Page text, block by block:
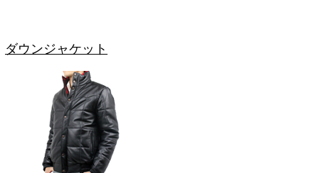
ダウンジャケット